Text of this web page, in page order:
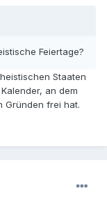
Feiertage?
Staaten
an dem
Gründen frei hat.